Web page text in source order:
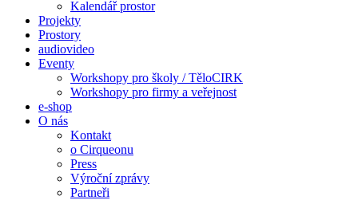
Kalendář prostor
Projekty
Prostory
audiovideo
Eventy
Workshopy pro školy / TěloCIRK
Workshopy pro firmy a veřejnost
e-shop
O nás
Kontakt
o Cirqueonu
Press
Výroční zprávy
Partneři